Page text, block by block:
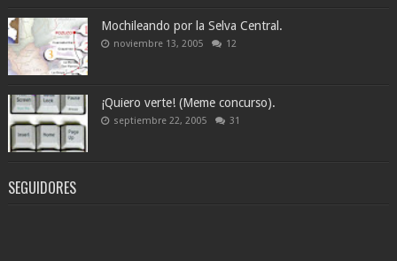
Mochileando por la Selva Central.
noviembre 13, 2005 12
¡Quiero verte! (Meme concurso).
septiembre 22, 2005 31
SEGUIDORES